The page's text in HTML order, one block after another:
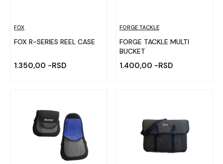
FOX
FOX R-SERIES REEL CASE
1.350,00 -RSD
FORGE TACKLE
FORGE TACKLE MULTI
BUCKET
1.400,00 -RSD